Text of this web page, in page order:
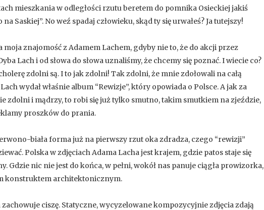
mieszkania w odległości rzutu beretem do pomnika Osieckiej jakiś
Saskiej”. No weź spadaj człowieku, skąd ty się urwałeś? Ja tutejszy!
moja znajomość z Adamem Lachem, gdyby nie to, że do akcji przez
Lach i od słowa do słowa uznaliśmy, że chcemy się poznać. I wiecie co?
zdolni są. I to jak zdolni! Tak zdolni, że mnie zdołowali na całą
wydał właśnie album “Rewizje”, który opowiada o Polsce. A jak za
zdolni i mądrzy, to robi się już tylko smutno, takim smutkiem na zjeździe,
proszków do prania.
biała forma już na pierwszy rzut oka zdradza, czego “rewizji”
Polska w zdjęciach Adama Lacha jest krajem, gdzie patos staje się
Gdzie nic nie jest do końca, w pełni, wokół nas panuje ciągła prowizorka,
konstruktem architektonicznym.
ciszę. Statyczne, wycyzelowane kompozycyjnie zdjęcia zdają